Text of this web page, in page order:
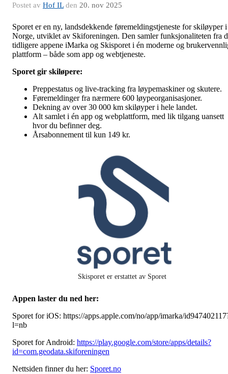
Postet av Hof ILden 20. nov 2025
Sporet er en ny, landsdekkende føremeldingstjeneste for skiløyper i
Norge, utviklet av Skiforeningen. Den samler funksjonaliteten fra
tidligere appene iMarka og Skisporet i én moderne og
plattform – både som app og webtjeneste.
Sporet gir skiløpere:
Preppestatus og live-tracking fra løypemaskiner og skutere.
Føremeldinger fra nærmere 600 løypeorganisasjoner.
Dekning av over 30 000 km skiløyper i hele landet.
Alt samlet i én app og webplattform, med lik tilgang uansett
hvor du befinner deg.
Årsabonnement til kun 149 kr.
Skisporet er erstattet av Sporet
Appen laster du ned her:
Sporet for iOS: https://apps.apple.com/no/app/imarka/
l=nb
Sporet for Android: https://play.google.com/store/apps/details?
id=com.geodata.skiforeningen
Nettsiden finner du her: Sporet.no